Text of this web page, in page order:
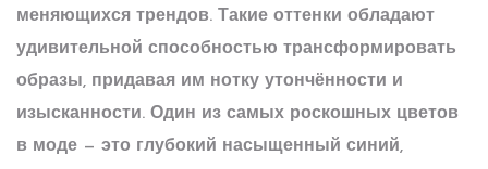
меняющихся трендов. Такие оттенки обладают
удивительной способностью трансформировать
образы, придавая им нотку утончённости и
изысканности. Один из самых роскошных цветов
в моде — это глубокий насыщенный синий,